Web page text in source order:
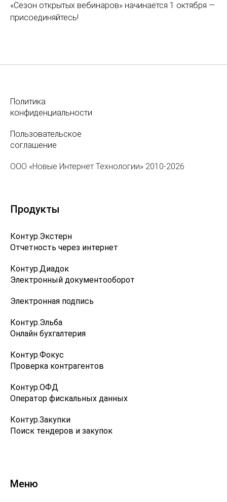
«Сезон открытых вебинаров» начинается 1 октября —
присоединяйтесь!
Политика
конфиденциальности
Пользовательское
соглашение
ООО «Новые Интернет Технологии» 2010-2026
Продукты
Контур.Экстерн
Отчетность через интернет
Контур.Диадок
Электронный документооборот
Электронная подпись
Контур.Эльба
Онлайн бухгалтерия
Контур.Фокус
Проверка контрагентов
Контур.ОФД
Оператор фискальных данных
Контур.Закупки
Поиск тендеров и закупок
Меню